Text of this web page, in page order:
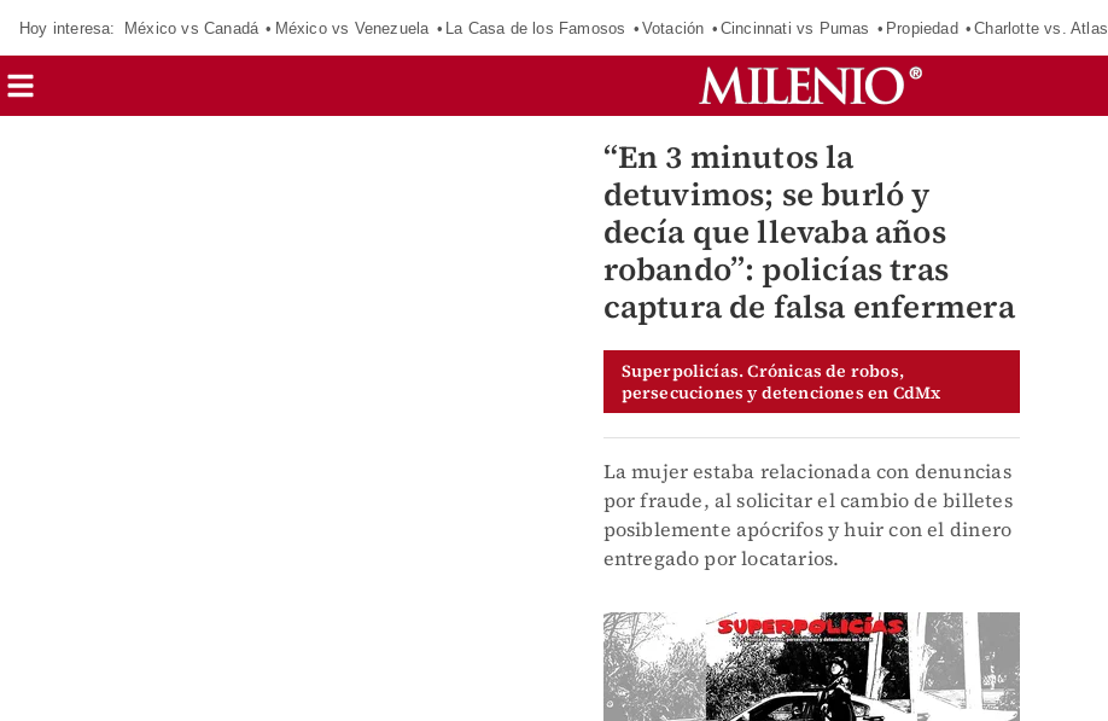
Hoy interesa: México vs Canadá México vs Venezuela La Casa de los Famosos Votación Cincinnati vs Pumas Propiedad Charlotte vs. Atlas
“En 3 minutos la
detuvimos; se burló y
decía que llevaba años
robando”: policías tras
captura de falsa enfermera
Superpolicías. Crónicas de robos,
persecuciones y detenciones en CdMx
La mujer estaba relacionada con denuncias
por fraude, al solicitar el cambio de billetes
posiblemente apócrifos y huir con el dinero
entregado por locatarios.